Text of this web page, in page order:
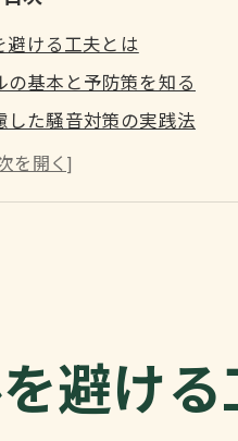
ける工夫とは
基本と予防策を知る
た騒音対策の実践法
与える影響と配慮ポイント
情を防ぐための工夫例
帯マナーの重要ポイント
避け